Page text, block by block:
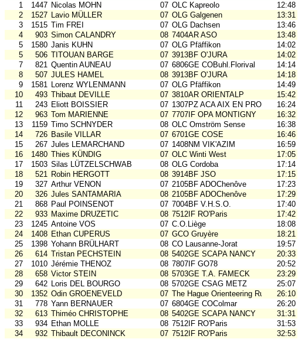
1
1447 Nicolas MOHN 07 OLC Kapreolo
12:48
2
1527 Lavio MÜLLER 07 OLG Galgenen
13:31
3
1515 Tim FREI 07 OLG Dachsen
13:46
4
903 Simon CALANDRY 08 7404AR ASO
13:48
5
1580 Janis KUHN 07 OLG Pfäffikon
14:02
5
506 TITOUAN BARGE 07 3913BF O'JURA
14:02
7
821 Quentin AUNEAU 07 6806GE COBuhl.Florival
14:14
8
507 JULES HAMEL 08 3913BF O'JURA
14:18
9
1581 Lorenz WYLENMANN 07 OLG Pfäffikon
14:49
10
493 Thibaut DEVILLE 07 3810AR ORIENTALP
15:42
11
243 Eliott BOISSIER 07 1307PZ ACA AIX EN PROV
16:24
12
963 Tom MARIENNE 07 7707IF OPA MONTIGNY
16:32
13
1159 Timo SCHNYDER 08 OLC Omström Sense
16:38
14
726 Basile VILLAR 07 6701GE COSE
16:46
15
267 Jules LEMARCHAND 07 1408NM VIK'AZIM
16:59
16
1480 Thies KÜNDIG 07 OLC Winti West
17:05
17
1503 Silas LÜTZELSCHWAB 08 OLG Cordoba
17:14
18
521 Robin HERGOTT 08 3914BF JSO
17:15
19
327 Arthur VENON 07 2105BF ADOChenôve
17:23
20
326 Jules SANTAMARIA 08 2105BF ADOChenôve
17:29
21
868 Paul POINSENOT 07 7004BF V.H.S.O.
17:40
22
933 Maxime DRUZETIC 08 7512IF RO'Paris
17:42
23
1245 Antoine VOS 07 C.O.Liège
18:08
24
1408 Ethan CUPERUS 07 GCO Gruyère
18:21
25
1398 Yohann BRÜLHART 08 CO Lausanne-Jorat
19:57
26
614 Tristan PECHSTEIN 08 5402GE SCAPA NANCY
20:33
27
1010 Jérémie THENOZ 08 7807IF GO78
20:52
28
658 Victor STEIN 08 5703GE T.A. FAMECK
23:29
29
642 Loris DEL BOURGO 08 5702GE CSAG METZ
25:07
30
1352 Odin GROENEVELD 07 The Hague Orienteering Runners26:10
31
778 Yann BERNAUER 07 6804GE COColmar
26:20
32
613 Thiméo CHRISTOPHE 08 5402GE SCAPA NANCY
31:31
33
934 Ethan MOLLE 08 7512IF RO'Paris
31:53
34
932 Thibault DECONINCK 07 7512IF RO'Paris 32:53